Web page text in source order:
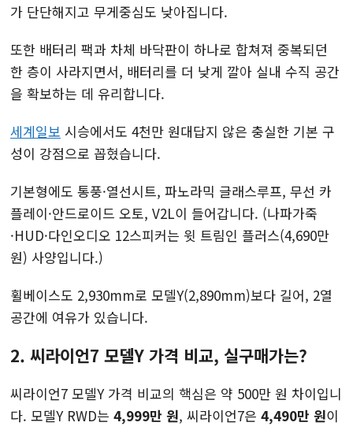
가 단단해지고 무게중심도 낮아집니다.
또한 배터리 팩과 차체 바닥판이 하나로 합쳐져 중복되던
한 층이 사라지면서, 배터리를 더 낮게 깔아 실내 수직 공간
을 확보하는 데 유리합니다.
세계일보 시승에서도 4천만 원대답지 않은 충실한 기본 구
성이 강점으로 꼽혔습니다.
기본형에도 통풍·열선시트, 파노라믹 글래스루프, 무선 카
플레이·안드로이드 오토, V2L이 들어갑니다. (나파가죽
·HUD·다인오디오 12스피커는 윗 트림인 플러스(4,690만
원) 사양입니다.)
휠베이스도 2,930mm로 모델Y(2,890mm)보다 길어, 2열
공간에 여유가 있습니다.
2. 씨라이언7 모델Y 가격 비교, 실구매가는?
씨라이언7 모델Y 가격 비교의 핵심은 약 500만 원 차이입니
다. 모델Y RWD는 4,999만 원, 씨라이언7은 4,490만 원이